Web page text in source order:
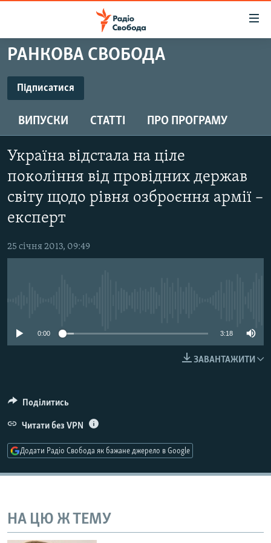
Перейти
до
основного
матеріалу
основної
навігації
до
пошуку
ВСЕ ЗА ДОБУ
ЕКОНОМІКА
СУСПІЛЬСТВО
КУЛЬТУРА
СПОРТ
СВІТ
РОСІЙСЬКА «ФІЛЬТРАЦІЯ»
ДОНБАС.РЕАЛІЇ
КРИМ.РЕАЛІЇ
ТИ ЯК?
КИТАЙ.ВИКЛИКИ
СПЕЦПРОЄКТИ
ПОДКАСТИ
РУС
УКР
КТАТ
ДОЛУЧАЙСЯ!
РАНКОВА СВОБОДА
Підписатися
ВИПУСКИ СТАТТІ ПРО ПРОГРАМУ
Україна відстала на ціле
покоління від провідних держав
світу щодо рівня озброєння армії –
експерт
25 січня 2013, 09:49
0:00 3:18
ЗАВАНТАЖИТИ
Поділитись
Читати без VPN
Додати Радіо Свобода як бажане джерело в Google
НА ЦЮ Ж ТЕМУ